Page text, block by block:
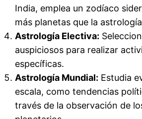
India, emplea un zodíaco
más planetas que la
Astrología Electiva:
auspiciosos para realizar
específicas.
Astrología Mundial: Estudia
escala, como tendencias
través de la observación de